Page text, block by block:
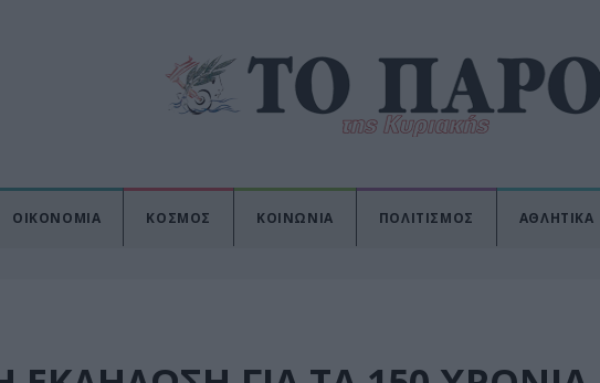
ΟΙΚΟΝΟΜΙΑ ΚΟΣΜΟΣ ΚΟΙΝΩΝΙΑ ΠΟΛΙΤΙΣΜΟΣ ΑΘΛΗΤΙΚΑ